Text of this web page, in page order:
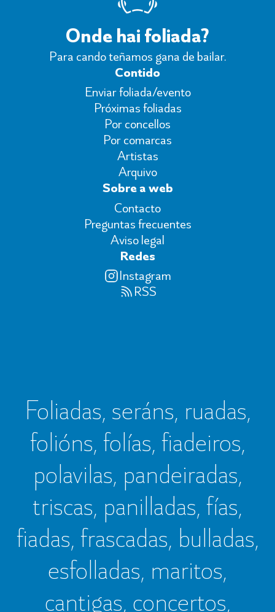
Onde hai foliada?
Para cando teñamos gana de bailar.
Contido
Enviar foliada/evento
Próximas foliadas
Por concellos
Por comarcas
Artistas
Arquivo
Sobre a web
Contacto
Preguntas frecuentes
Aviso legal
Redes
Instagram
RSS
Foliadas, seráns, ruadas,
folións, folías, fiadeiros,
polavilas, pandeiradas,
triscas, panilladas, fías,
fiadas, frascadas, bulladas,
esfolladas, maritos,
cantigas, concertos,